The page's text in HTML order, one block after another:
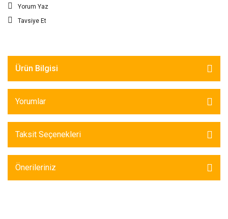
Yorum Yaz
Tavsiye Et
Ürün Bilgisi
Yorumlar
Taksit Seçenekleri
Önerileriniz